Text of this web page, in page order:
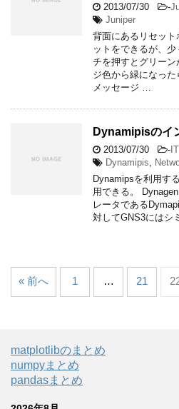
2013/07/30 -
Juniper
背面にあるリセッ
ットをできるが、
チを押すとグリー
ジ色から緑になっ
メッセージ …
Dynamipisのイ
2013/07/30 -IT
Dynamipis
Dynamipsを利用す
用できる。
レータである
対してGNS3にはシ
« 前へ 1 … 21
matplotlibのまとめ
numpyまとめ
pandasまとめ